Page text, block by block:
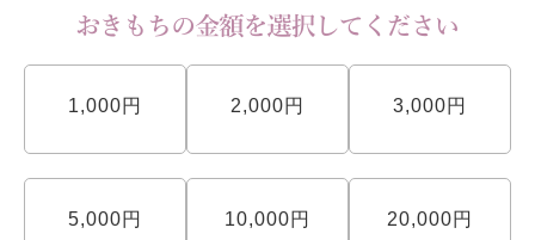
1,000円 2,000円 3,000円
5,000円 10,000円 20,000円